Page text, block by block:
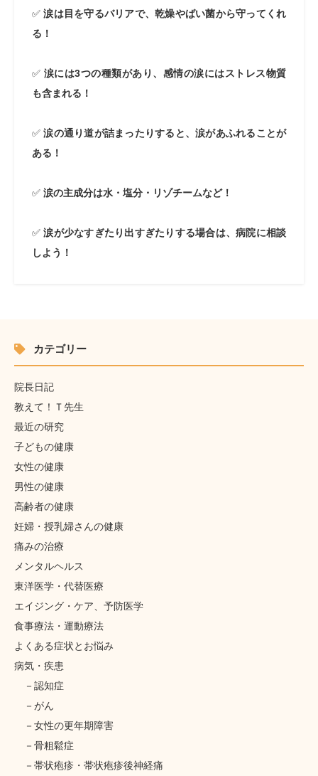
✅涙は目を守るバリアで、乾燥やばい菌から守ってくれ
る！
✅ 涙には3つの種類があり、感情の涙にはストレス物質
も含まれる！
✅涙の通り道が詰まったりすると、涙があふれることが
ある！
✅ 涙の主成分は水・塩分・リゾチームなど！
✅涙が少なすぎたり出すぎたりする場合は、病院に相談
しよう！
カテゴリー
院長日記
教えて！Ｔ先生
最近の研究
子どもの健康
女性の健康
男性の健康
高齢者の健康
妊婦・授乳婦さんの健康
痛みの治療
メンタルヘルス
東洋医学・代替医療
エイジング・ケア、予防医学
食事療法・運動療法
よくある症状とお悩み
病気・疾患
認知症
がん
女性の更年期障害
骨粗鬆症
帯状疱疹・帯状疱疹後神経痛